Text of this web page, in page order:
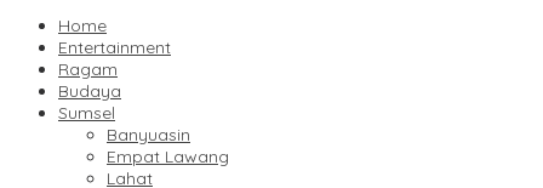
Home
Entertainment
Ragam
Budaya
Sumsel
Banyuasin
Empat Lawang
Lahat